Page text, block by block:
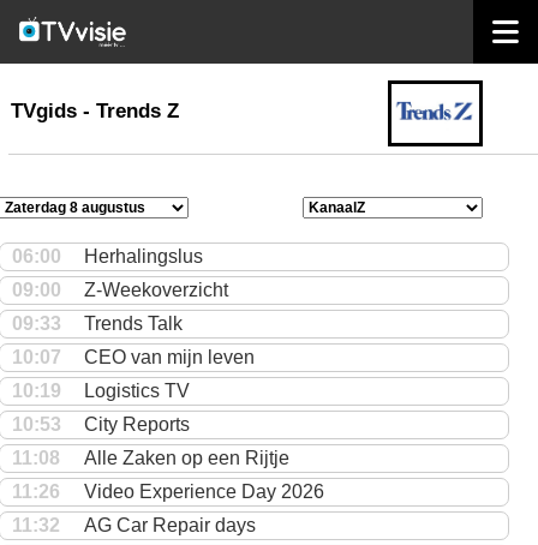
TVgids
TVgids - Trends Z
06:00
Herhalingslus
09:00
Z-Weekoverzicht
09:33
Trends Talk
10:07
CEO van mijn leven
10:19
Logistics TV
10:53
City Reports
11:08
Alle Zaken op een Rijtje
11:26
Video Experience Day 2026
11:32
AG Car Repair days